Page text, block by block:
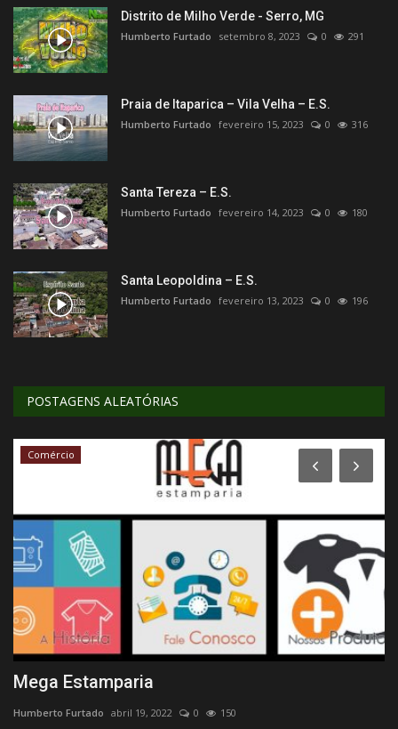
Distrito de Milho Verde - Serro, MG
Humberto Furtado setembro 8, 2023 0 291
Praia de Itaparica – Vila Velha – E.S.
Humberto Furtado fevereiro 15, 2023 0 316
Santa Tereza – E.S.
Humberto Furtado fevereiro 14, 2023 0 180
Santa Leopoldina – E.S.
Humberto Furtado fevereiro 13, 2023 0 196
POSTAGENS ALEATÓRIAS
Comércio
Mega Estamparia
Humberto Furtado abril 19, 2022 0 150